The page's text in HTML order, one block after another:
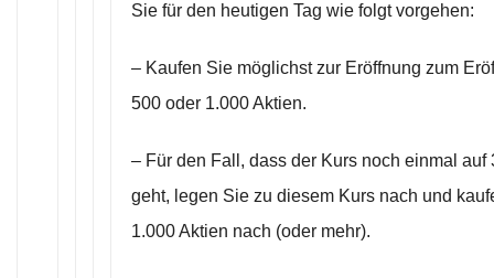
Sie für den heutigen Tag wie folgt vorgehen:
– Kaufen Sie möglichst zur Eröffnung zum
500 oder 1.000 Aktien.
– Für den Fall, dass der Kurs noch einmal auf
geht, legen Sie zu diesem Kurs nach und
1.000 Aktien nach (oder mehr).